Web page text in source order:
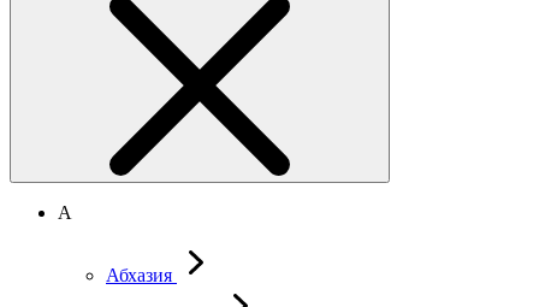
А
Абхазия